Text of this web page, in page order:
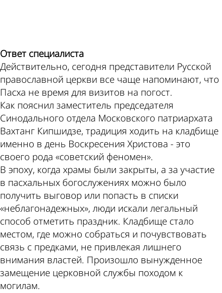
Ответ специалиста
Действительно, сегодня представители Русской
православной церкви все чаще напоминают, что
Пасха не время для визитов на погост.
Как пояснил заместитель председателя
Синодального отдела Московского патриархата
Вахтанг Кипшидзе, традиция ходить на кладбище
именно в день Воскресения Христова - это
своего рода «советский феномен».
В эпоху, когда храмы были закрыты, а за участие
в пасхальных богослужениях можно было
получить выговор или попасть в списки
«неблагонадежных», люди искали легальный
способ отметить праздник. Кладбище стало
местом, где можно собраться и почувствовать
связь с предками, не привлекая лишнего
внимания властей. Произошло вынужденное
замещение церковной службы походом к
могилам.